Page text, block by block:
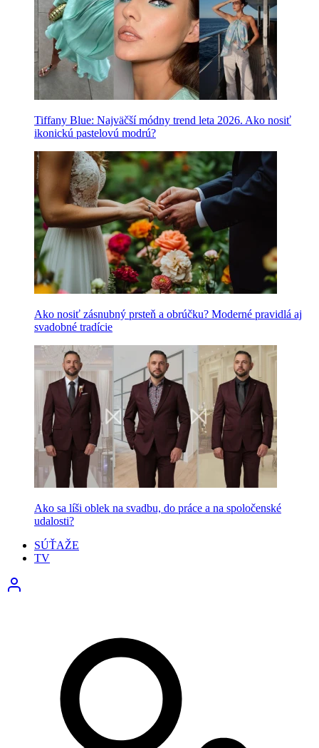
Tiffany Blue: Najväčší módny trend leta 2026. Ako nosiť
ikonickú pastelovú modrú?
Ako nosiť zásnubný prsteň a obrúčku? Moderné pravidlá aj
svadobné tradície
Ako sa líši oblek na svadbu, do práce a na spoločenské
udalosti?
SÚŤAŽE
TV